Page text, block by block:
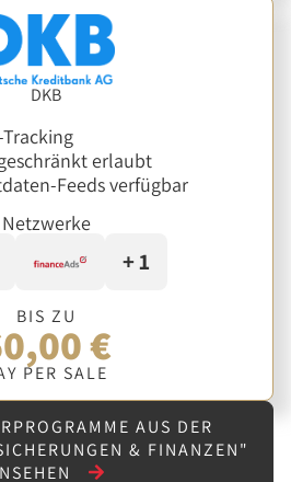
DKB
erlaubt
Feeds verfügbar
Netzwerke
+ 1
BIS ZU
€
PER SALE
AUS DER
& FINANZEN"